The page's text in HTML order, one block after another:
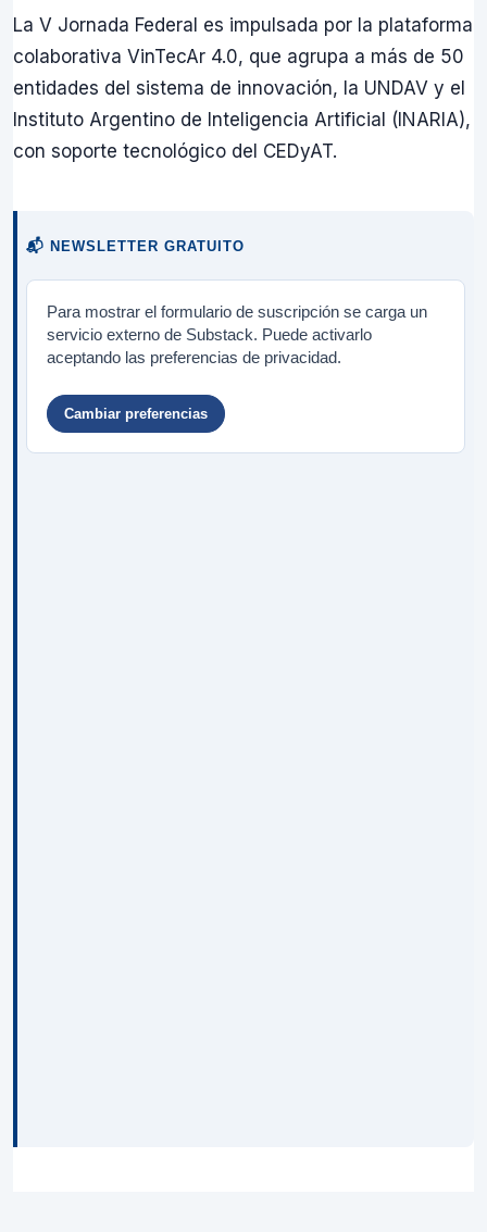
La V Jornada Federal es impulsada por la plataforma
colaborativa VinTecAr 4.0, que agrupa a más de 50
entidades del sistema de innovación, la UNDAV y el
Instituto Argentino de Inteligencia Artificial (INARIA),
con soporte tecnológico del CEDyAT.
📬 NEWSLETTER GRATUITO
Para mostrar el formulario de suscripción se carga un
servicio externo de Substack. Puede activarlo
aceptando las preferencias de privacidad.
Cambiar preferencias